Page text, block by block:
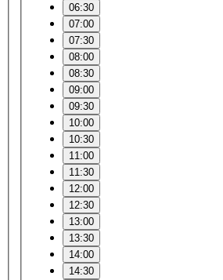
06:30
07:00
07:30
08:00
08:30
09:00
09:30
10:00
10:30
11:00
11:30
12:00
12:30
13:00
13:30
14:00
14:30